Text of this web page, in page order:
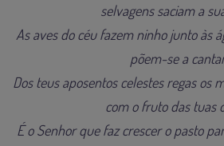
selvagens saciam a
As aves do céu fazem ninho junto às
põem-se a
Dos teus aposentos celestes regas os
com o fruto das tuas
É o Senhor que faz crescer o pasto